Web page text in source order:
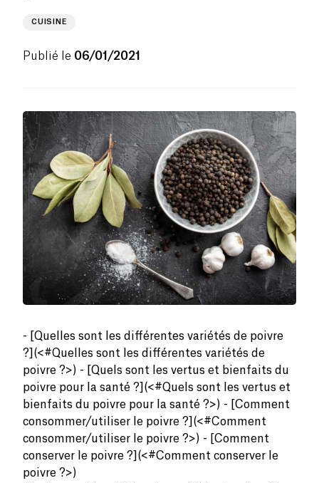
CUISINE
Publié le 06/01/2021
- [Quelles sont les différentes variétés de poivre
?](<#Quelles sont les différentes variétés de
poivre ?>) - [Quels sont les vertus et bienfaits du
poivre pour la santé ?](<#Quels sont les vertus et
bienfaits du poivre pour la santé ?>) - [Comment
consommer/utiliser le poivre ?](<#Comment
consommer/utiliser le poivre ?>) - [Comment
conserver le poivre ?](<#Comment conserver le
poivre ?>)